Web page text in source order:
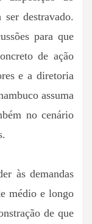
destravado.
para que
de ação
e a diretoria
assuma
no cenário
às demandas
médio e longo
de que